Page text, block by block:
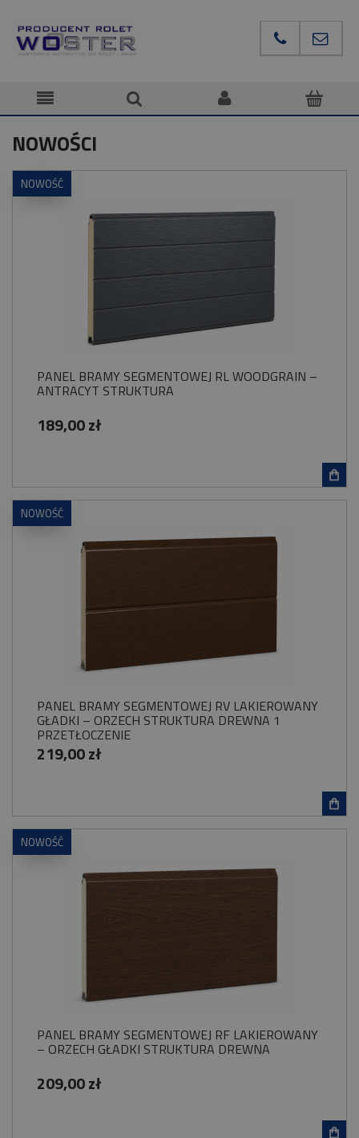
NOWOŚCI
PANEL BRAMY SEGMENTOWEJ RL WOODGRAIN –
ANTRACYT STRUKTURA
189,00 zł
NOWOŚĆ
PANEL BRAMY SEGMENTOWEJ RV LAKIEROWANY
GŁADKI – ORZECH STRUKTURA DREWNA 1
PRZETŁOCZENIE
219,00 zł
NOWOŚĆ
PANEL BRAMY SEGMENTOWEJ RF LAKIEROWANY
– ORZECH GŁADKI STRUKTURA DREWNA
209,00 zł
NOWOŚĆ